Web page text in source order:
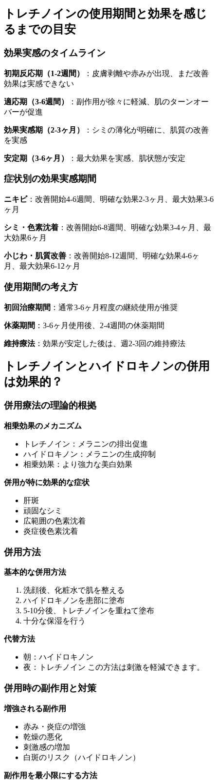
トレチノインの使用期間と効果を感じ
るまでの目安
効果実感のタイムライン
初期反応期（1-2週間）
：皮膚剥離や赤みが出現、まだ改善
効果は実感できない
適応期（3-6週間）
：副作用が徐々に軽減、肌のターンオー
バーが促進
効果実感期（2-3ヶ月）
：シミの薄化が明確に、肌質の改善
を実感
安定期（3-6ヶ月） ：最大効果を実感、肌状態が安定
症状別の効果実感期間
ニキビ：改善開始4-6週間、明確な効果2-3ヶ月、最大効果3-6
ヶ月
シミ・色素沈着 ：改善開始6-8週間、明確な効果3-4ヶ月、最
大効果6ヶ月
小じわ・肌質改善 ：改善開始8-12週間、明確な効果4-6ヶ
月、最大効果6-12ヶ月
使用期間の考え方
初回治療期間 ：通常3-6ヶ月程度の継続使用が推奨
休薬期間 ：3-6ヶ月使用後、2-4週間の休薬期間
維持療法：効果が安定した後は、週2-3回の維持療法
トレチノインとハイドロキノンの併用
は効果的？
併用療法の理論的根拠
相乗効果のメカニズム
トレチノイン：メラニンの排出促進
ハイドロキノン：メラニンの生成抑制
相乗効果：より強力な美白効果
併用が特に効果的な症状
肝斑
頑固なシミ
広範囲の色素沈着
炎症後色素沈着
併用方法
基本的な併用方法
洗顔後、化粧水で肌を整える
ハイドロキノンを患部に塗布
5-10分後、トレチノインを重ねて塗布
十分な保湿を行う
代替方法
朝：ハイドロキノン
夜：トレチノイン この方法は刺激を軽減できます。
併用時の副作用と対策
増強される副作用
赤み・炎症の増強
乾燥の悪化
刺激感の増加
白斑のリスク（ハイドロキノン）
副作用を最小限にする方法